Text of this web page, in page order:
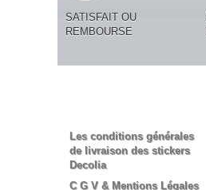
SATISFAIT OU
REMBOURSE
Les conditions générales
de livraison des stickers
Decolia
C G V & Mentions Légales